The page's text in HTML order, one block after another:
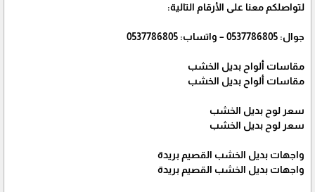
لتواصلكم معنا على الأرقام التالية:
جوال: 0537786805 – واتساب: 0537786805
مقاسات ألواح بديل الخشب
مقاسات ألواح بديل الخشب
سعر لوح بديل الخشب
سعر لوح بديل الخشب
واجهات بديل الخشب القصيم بريدة
واجهات بديل الخشب القصيم بريدة